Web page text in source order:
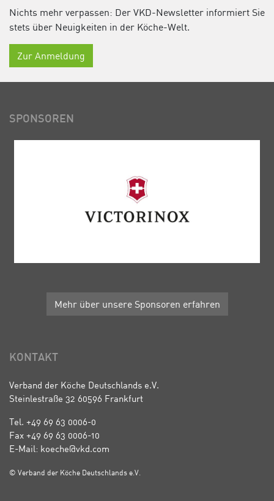
Nichts mehr verpassen: Der VKD-Newsletter informiert Sie
stets über Neuigkeiten in der Köche-Welt.
Zur Anmeldung
SPONSOREN
Mehr über unsere Sponsoren erfahren
KONTAKT
Verband der Köche Deutschlands e.V.
Steinlestraße 32 60596 Frankfurt
Tel. +49 69 63 0006-0
Fax +49 69 63 0006-10
E-Mail: koeche@vkd.com
© Verband der Köche Deutschlands e.V.